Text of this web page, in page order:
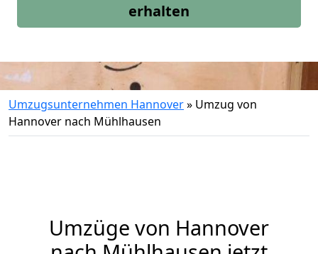
erhalten
Umzugsunternehmen Hannover» Umzug von
Hannover nach Mühlhausen
Umzüge von Hannover